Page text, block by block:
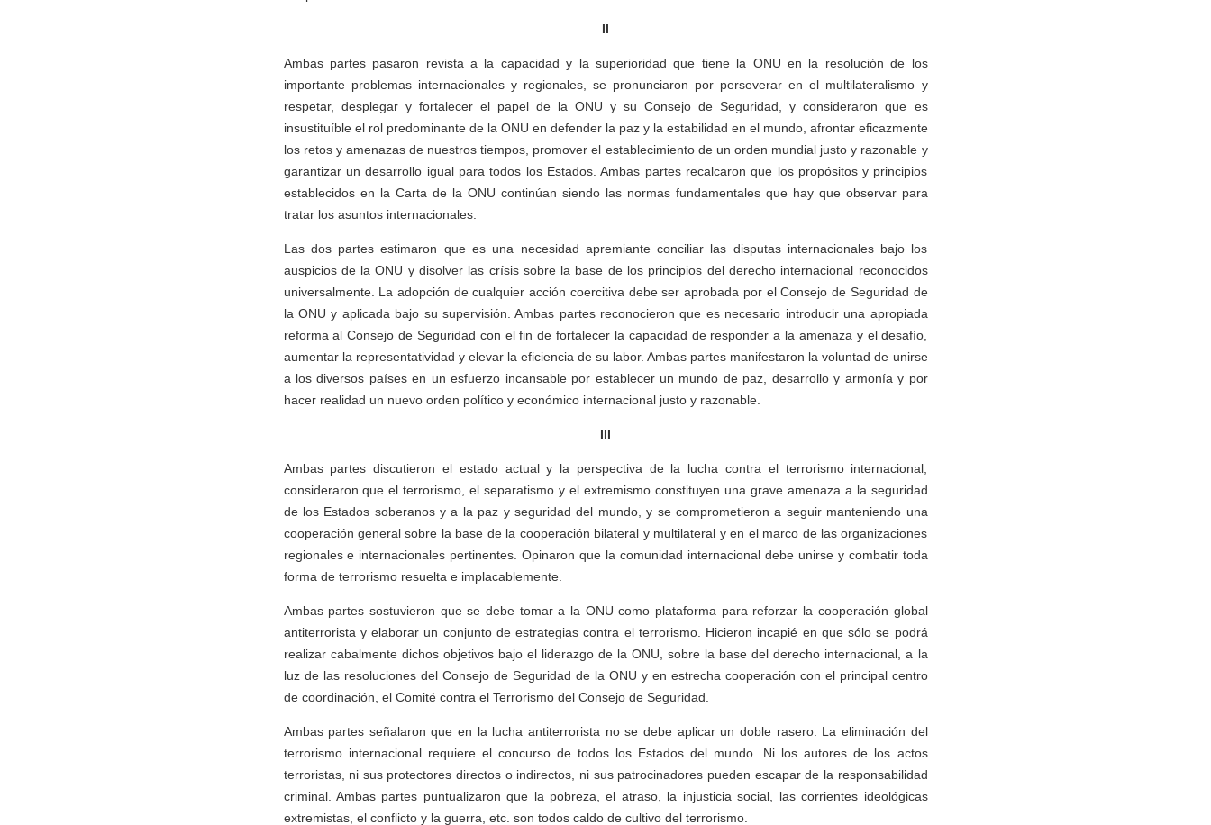
II
Ambas partes pasaron revista a la capacidad y la superioridad que tiene la ONU en la resolución de los
importante problemas internacionales y regionales, se pronunciaron por perseverar en el multilateralismo y
respetar, desplegar y fortalecer el papel de la ONU y su Consejo de Seguridad, y consideraron que es
insustituíble el rol predominante de la ONU en defender la paz y la estabilidad en el mundo, afrontar eficazmente
los retos y amenazas de nuestros tiempos, promover el establecimiento de un orden mundial justo y razonable y
garantizar un desarrollo igual para todos los Estados. Ambas partes recalcaron que los propósitos y principios
establecidos en la Carta de la ONU continúan siendo las normas fundamentales que hay que observar para
tratar los asuntos internacionales.
Las dos partes estimaron que es una necesidad apremiante conciliar las disputas internacionales bajo los
auspicios de la ONU y disolver las crísis sobre la base de los principios del derecho internacional reconocidos
universalmente. La adopción de cualquier acción coercitiva debe ser aprobada por el Consejo de Seguridad de
la ONU y aplicada bajo su supervisión. Ambas partes reconocieron que es necesario introducir una apropiada
reforma al Consejo de Seguridad con el fin de fortalecer la capacidad de responder a la amenaza y el desafío,
aumentar la representatividad y elevar la eficiencia de su labor. Ambas partes manifestaron la voluntad de unirse
a los diversos países en un esfuerzo incansable por establecer un mundo de paz, desarrollo y armonía y por
hacer realidad un nuevo orden político y económico internacional justo y razonable.
III
Ambas partes discutieron el estado actual y la perspectiva de la lucha contra el terrorismo internacional,
consideraron que el terrorismo, el separatismo y el extremismo constituyen una grave amenaza a la seguridad
de los Estados soberanos y a la paz y seguridad del mundo, y se comprometieron a seguir manteniendo una
cooperación general sobre la base de la cooperación bilateral y multilateral y en el marco de las organizaciones
regionales e internacionales pertinentes. Opinaron que la comunidad internacional debe unirse y combatir toda
forma de terrorismo resuelta e implacablemente.
Ambas partes sostuvieron que se debe tomar a la ONU como plataforma para reforzar la cooperación global
antiterrorista y elaborar un conjunto de estrategias contra el terrorismo. Hicieron incapié en que sólo se podrá
realizar cabalmente dichos objetivos bajo el liderazgo de la ONU, sobre la base del derecho internacional, a la
luz de las resoluciones del Consejo de Seguridad de la ONU y en estrecha cooperación con el principal centro
de coordinación, el Comité contra el Terrorismo del Consejo de Seguridad.
Ambas partes señalaron que en la lucha antiterrorista no se debe aplicar un doble rasero. La eliminación del
terrorismo internacional requiere el concurso de todos los Estados del mundo. Ni los autores de los actos
terroristas, ni sus protectores directos o indirectos, ni sus patrocinadores pueden escapar de la responsabilidad
criminal. Ambas partes puntualizaron que la pobreza, el atraso, la injusticia social, las corrientes ideológicas
extremistas, el conflicto y la guerra, etc. son todos caldo de cultivo del terrorismo.